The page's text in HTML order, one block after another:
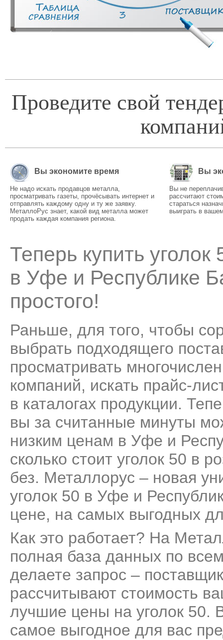
Проведите свой
Вы экономите время
Не надо искать продавцов металла,
просматривать газеты, прочёсывать интернет и
отправлять каждому одну и ту же заявку.
МеталлоРус знает, какой вид металла может
продать каждая компания региона.
Вы
Вы не
рассчитают
стараться
выиграть в
Теперь купить
в Уфе и Республике
простого!
Раньше, для того, чтобы
выбрать подходящего
просматривать
компаний, искать прайс-
в каталогах продукции.
вы за считанные минуты
низким ценам в Уфе и
сколько стоит уголок 50 в
без. Металлорус – новая
уголок 50 в Уфе и
цене, на самых выгодных
Как это работает? На
полная база данных по
делаете запрос –
рассчитывают стоимость
лучшие цены на уголок 50.
самое выгодное для вас